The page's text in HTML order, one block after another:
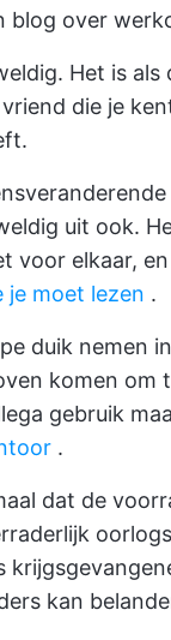
blog over
Het is als
die je
uit ook.
voor elkaar,
je moet lezen .
duik nemen
komen om
gebruik
.
dat de
kan